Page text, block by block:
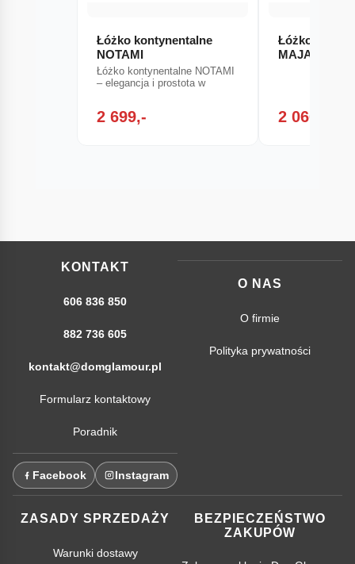
Łóżko kontynentalne
NOTAMI
Łóżko kontynentalne NOTAMI
– elegancja i prostota w
2 699,-
Łóżko
MAJA 2
2 060,-
KONTAKT
606 836 850
882 736 605
kontakt@domglamour.pl
Formularz kontaktowy
Poradnik
Facebook Instagram
O NAS
O firmie
Polityka prywatności
ZASADY SPRZEDAŻY
Warunki dostawy
BEZPIECZEŃSTWO
ZAKUPÓW